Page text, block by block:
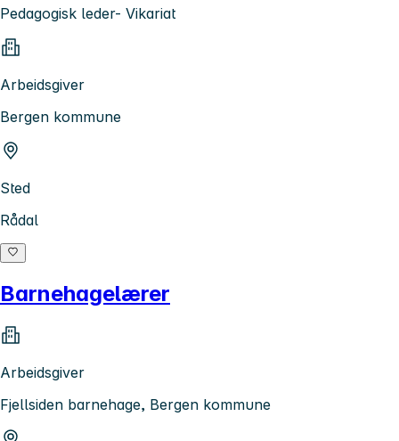
Pedagogisk leder- Vikariat
Arbeidsgiver
Bergen kommune
Sted
Rådal
Barnehagelærer
Arbeidsgiver
Fjellsiden barnehage, Bergen kommune